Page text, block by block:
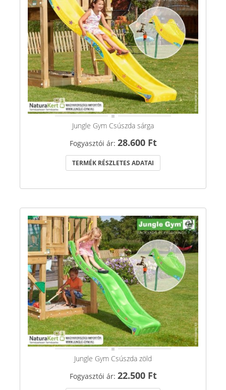
Jungle Gym Csúszda sárga
Fogyasztói ár: 28.600 Ft
TERMÉK RÉSZLETES ADATAI
Jungle Gym Csúszda zöld
Fogyasztói ár: 22.500 Ft